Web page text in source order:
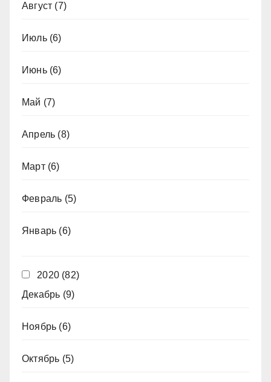
Август (7)
Июль(6)
Июнь(6)
Май (7)
Апрель (8)
Март(6)
Февраль (5)
Январь (6)
2020 (82)
Декабрь (9)
Ноябрь (6)
Октябрь (5)